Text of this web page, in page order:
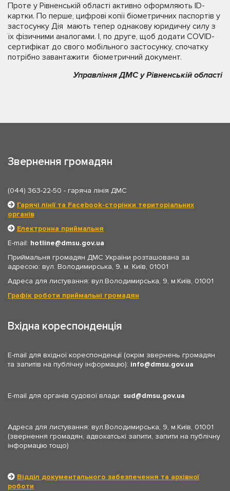
Проте у Рівненській області активно оформляють ID-
картки. По перше, цифрові копії біометричних паспортів у
застосунку Дія мають тепер однакову юридичну силу з
їх фізичними аналогами. І, по друге, щоб додати COVID-
сертифікат до свого мобільного застосунку, спочатку
потрібно завантажити біометричний документ.
Управління ДМС у Рівненській області
Звернення громадян
(044) 363-22-50 - гаряча лінія ДМС
Гарячі лінії та Facebook-сторінки територіальних
органів
Електронна приймальня
E-mail: hotline
dmsu.gov.ua
Приймальня громадян ДМС України розташована за
адресою: вул. Володимирська, 9, м. Київ, 01001
Адреса для листування: вул.Володимирська, 9, м.Київ, 01001
Графік роботи приймальні громадян
Вхідна кореспонденція
E-mail для вхідної кореспонденції (окрім звернень громадян
та запитів на публічну інформацію): info dmsu.gov.ua
E-mail для органів судової влади: sud dmsu.gov.ua
Адреса для листування: вул.Володимирська, 9, м.Київ, 01001
(звернення громадян, адвокатські запити, запити на публічну
інформацію тощо)
Відділ документального забезпечення та архівної
роботи